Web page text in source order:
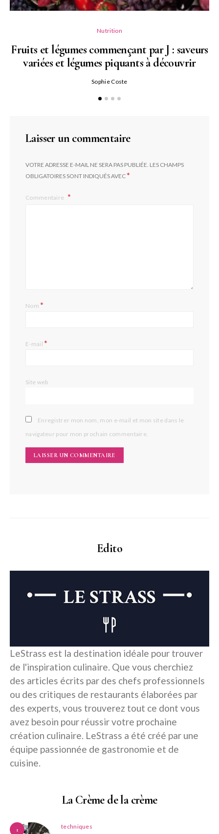
Nutrition
Fruits et légumes commençant par J : saveurs
variées et légumes piquants à découvrir
Sophie Coste
Laisser un commentaire
VOTRE ADRESSE E-MAIL NE SERA PAS PUBLIÉE. LES CHAMPS
OBLIGATOIRES SONT INDIQUÉS AVEC*
Commentaire
Nom*
E-mail*
Site web
Enregistrer mon nom, mon e-mail et mon site dans le
navigateur pour mon prochain commentaire.
Edito
LeStrass est la destination idéale pour trouver
de l'inspiration culinaire. Que vous cherchiez
des articles écrits par des chefs professionnels
ou des critiques de restaurants élaborées par
des experts, vous trouverez tout ce dont vous
avez besoin pour réussir votre prochaine
création culinaire. LeStrass a été créé par une
équipe passionnée de gastronomie et de
cuisine.
La Crème de la crème
1 techniques